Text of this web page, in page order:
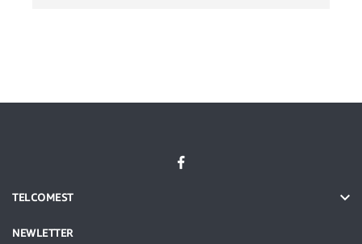
TELCOMEST 
NEWLETTER